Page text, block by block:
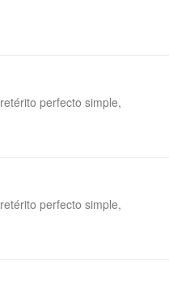
perfecto simple,
perfecto simple,